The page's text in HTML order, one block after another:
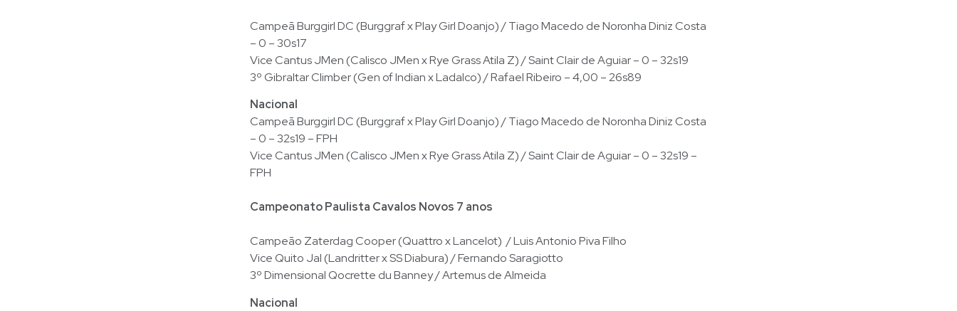
Campeã Burggirl DC (Burggraf x Play Girl Doanjo) / Tiago Macedo de Noronha Diniz Costa
– 0 – 30s17
Vice Cantus JMen (Calisco JMen x Rye Grass Atila Z) / Saint Clair de Aguiar – 0 – 32s19
3º Gibraltar Climber (Gen of Indian x Ladalco) / Rafael Ribeiro – 4,00 – 26s89
Nacional
Campeã Burggirl DC (Burggraf x Play Girl Doanjo) / Tiago Macedo de Noronha Diniz Costa
– 0 – 32s19 – FPH
Vice Cantus JMen (Calisco JMen x Rye Grass Atila Z) / Saint Clair de Aguiar – 0 – 32s19 –
FPH
Campeonato Paulista Cavalos Novos 7 anos
Campeão Zaterdag Cooper (Quattro x Lancelot) / Luis Antonio Piva Filho
Vice Quito Jal (Landritter x SS Diabura) / Fernando Saragiotto
3º Dimensional Qocrette du Banney / Artemus de Almeida
Nacional